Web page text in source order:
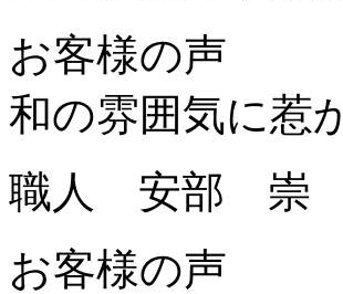
お客様の声
和の雰囲気に惹
職人 安部 崇
お客様の声